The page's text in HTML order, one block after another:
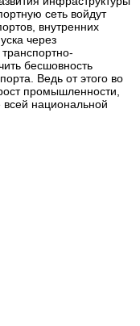
сеть войдут
внутренних
через
бесшовность
Ведь от этого во
промышленности,
всей национальной